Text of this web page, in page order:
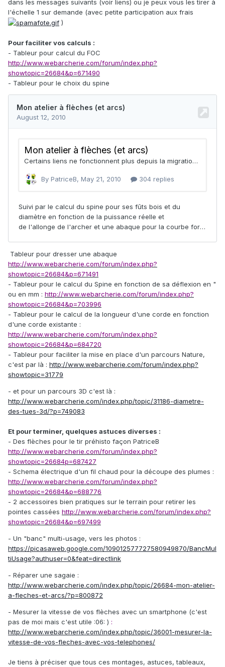
dans les messages suivants (voir liens) ou je peux vous les tirer à
l'échelle 1 sur demande (avec petite participation aux frais
)
Pour faciliter vos calculs :
- Tableur pour calcul du FOC
http://www.webarcherie.com/forum/index.php?
showtopic=26684&p=671490
- Tableur pour le choix du spine
Tableur pour dresser une abaque
http://www.webarcherie.com/forum/index.php?
showtopic=26684&p=671491
- Tableur pour le calcul du Spine en fonction de sa déflexion en "
ou en mm : http://www.webarcherie.com/forum/index.php?
showtopic=26684&p=703996
- Tableur pour le calcul de la longueur d'une corde en fonction
d'une corde existante :
http://www.webarcherie.com/forum/index.php?
showtopic=26684&p=684720
- Tableur pour faciliter la mise en place d'un parcours Nature,
c'est par là : http://www.webarcherie.com/forum/index.php?
showtopic=31779
- et pour un parcours 3D c'est là :
http://www.webarcherie.com/index.php/topic/31186-diametre-
des-tues-3d/?p=749083
Et pour terminer, quelques astuces diverses :
- Des flèches pour le tir préhisto façon PatriceB
http://www.webarcherie.com/forum/index.php?
showtopic=26684p=687427
- Schema électrique d'un fil chaud pour la découpe des plumes :
http://www.webarcherie.com/forum/index.php?
showtopic=26684&p=688776
- 2 accessoires bien pratiques sur le terrain pour retirer les
pointes cassées http://www.webarcherie.com/forum/index.php?
showtopic=26684&p=697499
- Un "banc" multi-usage, vers les photos :
https://picasaweb.google.com/109012577727580949870/BancMul
tiUsage?authuser=0&feat=directlink
- Réparer une sagaie :
http://www.webarcherie.com/index.php/topic/26684-mon-atelier-
a-fleches-et-arcs/?p=800872
- Mesurer la vitesse de vos flèches avec un smartphone (c'est
pas de moi mais c'est utile :06: ) :
http://www.webarcherie.com/index.php/topic/36001-mesurer-la-
vitesse-de-vos-fleches-avec-vos-telephones/
Je tiens à préciser que tous ces montages, astuces, tableaux,